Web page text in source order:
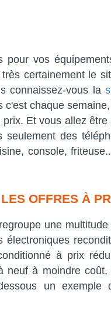
vos
certainement le
connaissez-vous la
c'est chaque
Et vous allez
des
console,
OFFRES À
une multitude
à prix
neuf à moindre
un exemple